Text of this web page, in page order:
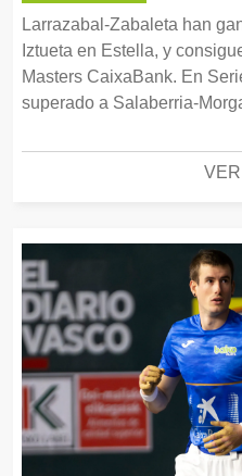
Larrazabal-Zabaleta han
Iztueta en Estella, y
Masters CaixaBank. En
superado a Salaberria-